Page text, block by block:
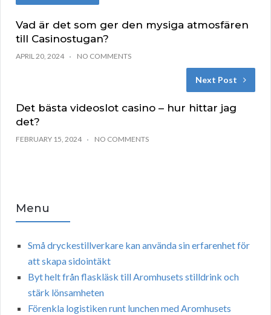
Vad är det som ger den mysiga atmosfären
till Casinostugan?
APRIL 20, 2024 NO COMMENTS
Next Post
Det bästa videoslot casino – hur hittar jag
det?
FEBRUARY 15, 2024 NO COMMENTS
Menu
Små dryckestillverkare kan använda sin erfarenhet för
att skapa sidointäkt
Byt helt från flaskläsk till Aromhusets stilldrink och
stärk lönsamheten
Förenkla logistiken runt lunchen med Aromhusets